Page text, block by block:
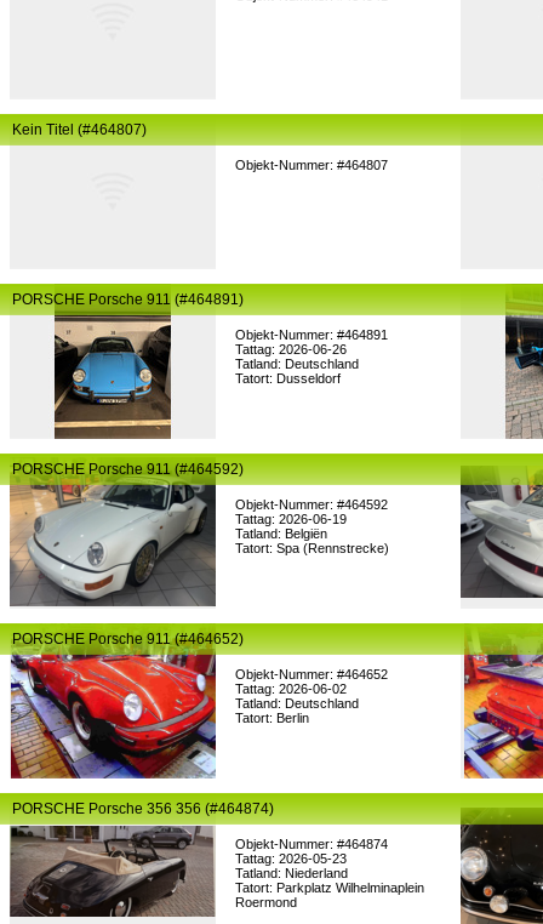
Objekt-Nummer: #464807
Kein Titel (#464807)
Objekt-Nummer: #464891
Tattag: 2026-06-26
Tatland: Deutschland
Tatort: Dusseldorf
PORSCHE Porsche 911 (#464891)
Objekt-Nummer: #464592
Tattag: 2026-06-19
Tatland: Belgiën
Tatort: Spa (Rennstrecke)
PORSCHE Porsche 911 (#464592)
Objekt-Nummer: #464652
Tattag: 2026-06-02
Tatland: Deutschland
Tatort: Berlin
PORSCHE Porsche 911 (#464652)
Objekt-Nummer: #464874
Tattag: 2026-05-23
Tatland: Niederland
Tatort: Parkplatz Wilhelminaplein
Roermond
PORSCHE Porsche 356 356 (#464874)